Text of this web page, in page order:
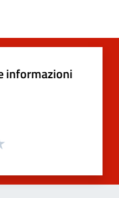
informazioni